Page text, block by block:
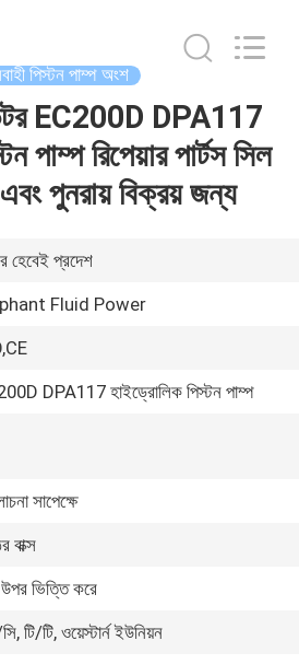
পিস্টন পাম্প অংশ
EC200D DPA117
পাম্প রিপেয়ার পার্টস সিল
পুনরায় বিক্রয় জন্য
হেবেই প্রদেশ
Fluid Power
DPA117 হাইড্রোলিক পিস্টন পাম্প
সাপেক্ষে
বাক্স
ভিত্তি করে
টি/টি, ওয়েস্টার্ন ইউনিয়ন